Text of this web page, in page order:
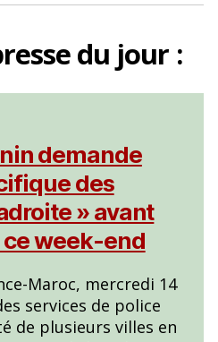
du jour :
demande
des
» avant
week-end
Maroc, mercredi 14
services de police
de plusieurs villes en